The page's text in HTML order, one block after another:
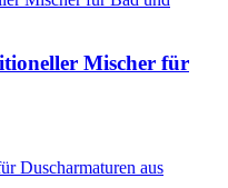
Mischer für